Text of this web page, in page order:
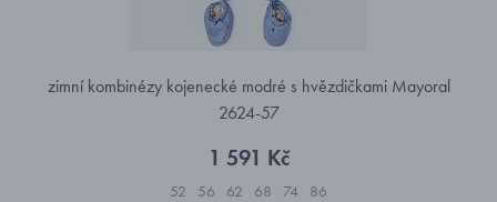
zimní kombinézy kojenecké modré s hvězdičkami Mayoral
2624-57
1 591 Kč
52 56 62 68 74 86